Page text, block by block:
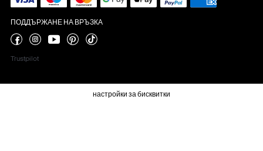
ПОДДЪРЖАНЕ НА ВРЪЗКА
Trustpilot
настройки за бисквитки